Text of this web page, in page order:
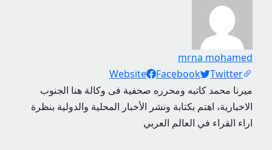
mrna mohamed
Social Links
Website Facebook
Twitter
ميرنا محمد كاتبه ومحرره صحفية فى وكالة هنا الجنوب
الاخبارية، اهتم بكتابة ونشر الأخبار المحلية والدولية بنظرة
اراء القراء في العالم العربي